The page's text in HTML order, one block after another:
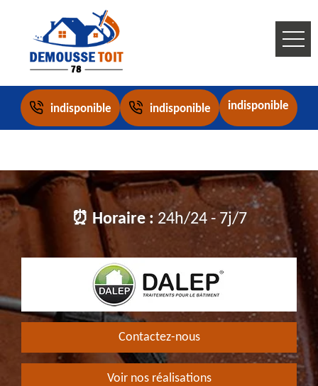
indisponible indisponible indisponible
⏰ Horaire : 24h/24 - 7j/7
Contactez-nous
Voir nos réalisations